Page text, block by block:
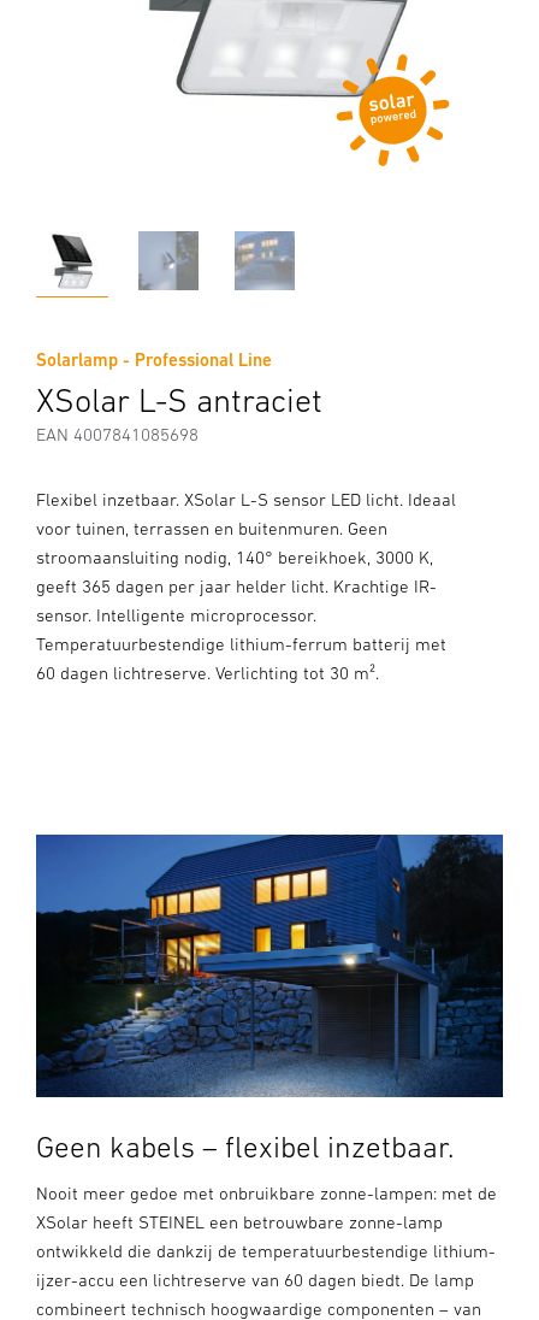
Solarlamp - Professional Line
XSolar L-S antraciet
EAN 4007841085698
Flexibel inzetbaar. XSolar L-S sensor LED licht. Ideaal
voor tuinen, terrassen en buitenmuren. Geen
stroomaansluiting nodig, 140° bereikhoek, 3000 K,
geeft 365 dagen per jaar helder licht. Krachtige IR-
sensor. Intelligente microprocessor.
Temperatuurbestendige lithium-ferrum batterij met
60 dagen lichtreserve. Verlichting tot 30 m².
Geen kabels – flexibel inzetbaar.
Nooit meer gedoe met onbruikbare zonne-lampen: met de
XSolar heeft STEINEL een betrouwbare zonne-lamp
ontwikkeld die dankzij de temperatuurbestendige lithium-
ijzer-accu een lichtreserve van 60 dagen biedt. De lamp
combineert technisch hoogwaardige componenten – van